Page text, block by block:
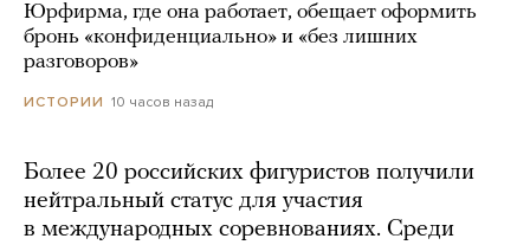
Юрфирма, где она работает, обещает оформить
бронь «конфиденциально» и «без лишних
разговоров»
ИСТОРИИ 10 часов назад
Более 20 российских фигуристов получили
нейтральный статус для участия
в международных соревнованиях. Среди